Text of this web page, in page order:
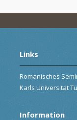
Links
Romanisches
Karls Universität
Information